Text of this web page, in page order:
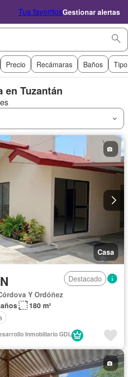
Tus favoritosGestionar alertas
Precio Recámaras Baños
en Tuzantán
Casa
Destacado
Y Ordóñez
180 m²
Inmobiliario GDL